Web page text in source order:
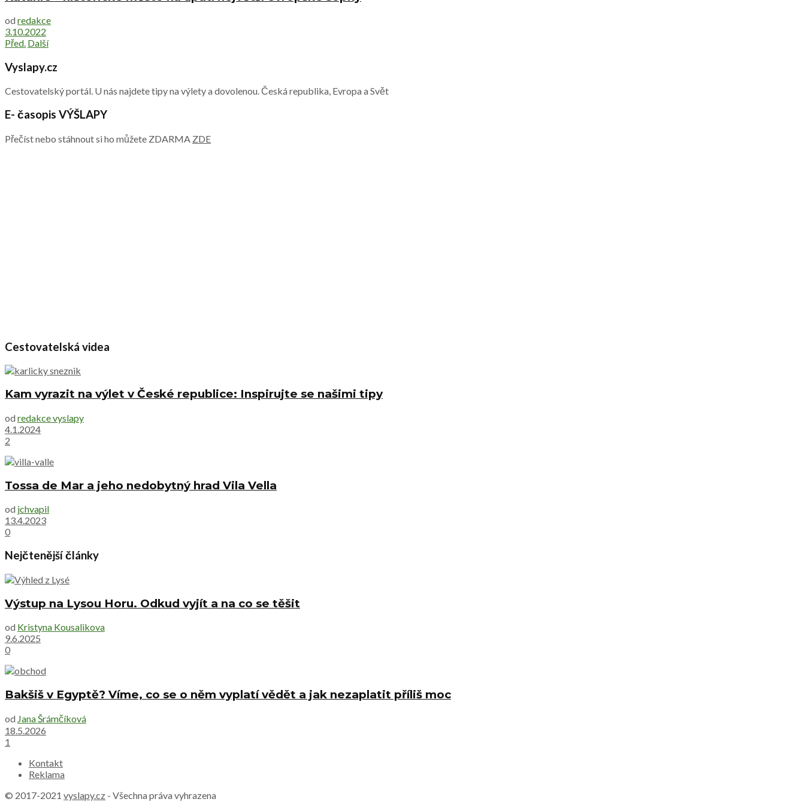
od redakce
3.10.2022
Před. Další
Vyslapy.cz
Cestovatelský portál. U nás najdete tipy na výlety a dovolenou. Česká republika, Evropa a Svět
E- časopis VÝŠLAPY
Přečíst nebo stáhnout si ho můžete ZDARMA ZDE
Cestovatelská videa
Kam vyrazit na výlet v České republice: Inspirujte se našimi tipy
od redakce vyslapy
4.1.2024
2
Tossa de Mar a jeho nedobytný hrad Vila Vella
od jchvapil
13.4.2023
0
Nejčtenější články
Výstup na Lysou Horu. Odkud vyjít a na co se těšit
od Kristyna Kousalikova
9.6.2025
0
Bakšiš v Egyptě? Víme, co se o něm vyplatí vědět a jak nezaplatit příliš moc
od Jana Šrámčíková
18.5.2026
1
Kontakt
Reklama
© 2017-2021 vyslapy.cz - Všechna práva vyhrazena